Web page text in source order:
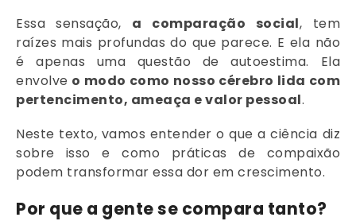
Essa sensação, a comparação social, tem
raízes mais profundas do que parece. E ela não
é apenas uma questão de autoestima. Ela
envolve o modo como nosso cérebro lida com
pertencimento, ameaça e valor pessoal.
Neste texto, vamos entender o que a ciência diz
sobre isso e como práticas de compaixão
podem transformar essa dor em crescimento.
Por que a gente se compara tanto?